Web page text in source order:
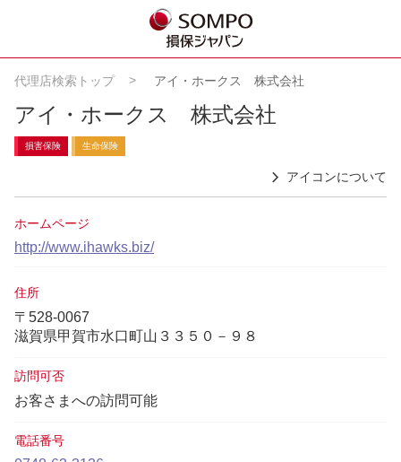
代理店検索トップ アイ・ホークス 株式会社
アイ・ホークス 株式会社
損害保険 生命保険
アイコンについて
ホームページ
http://www.ihawks.biz/
住所
〒528-0067
滋賀県甲賀市水口町山３３５０－９８
訪問可否
お客さまへの訪問可能
電話番号